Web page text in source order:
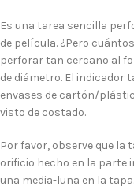
Es una tarea sencilla
de película. ¿Pero
perforar tan cercano al
de diámetro. El indicador
envases de cartón/
visto de costado.
Por favor, observe que la
orificio hecho en la parte
una media-luna en la